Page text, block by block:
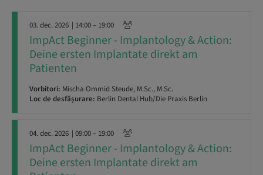
03. dec. 2026 | 14:00 – 19:00
ImpAct Beginner - Implantology & Action:
Deine ersten Implantate direkt am
Patienten
Vorbitori: Mischa Ommid Steude, M.Sc., M.Sc.
Loc de desfășurare: Berlin Dental Hub/Die Praxis Berlin
04. dec. 2026 | 09:00 – 19:00
ImpAct Beginner - Implantology & Action:
Deine ersten Implantate direkt am